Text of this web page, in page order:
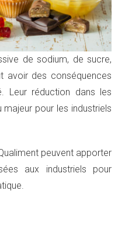
de sodium, de sucre,
avoir des conséquences
Leur réduction dans les
pour les industriels
peuvent apporter
aux industriels pour